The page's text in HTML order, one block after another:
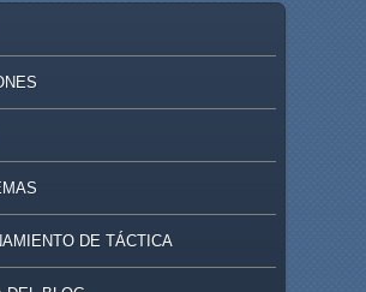
PRIMARY CONTENT
SECONDARY CONTENT
DE TÁCTICA